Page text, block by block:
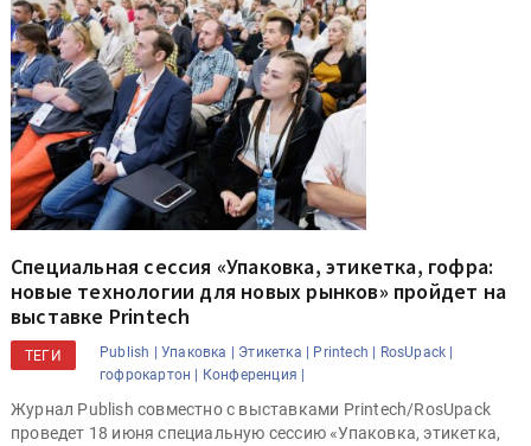
Специальная сессия «Упаковка, этикетка, гофра:
новые технологии для новых рынков» пройдет на
выставке Printech
ТЕГИ Publish | Упаковка | Этикетка | Printech |
RosUpack |
гофрокартон |
Конференция |
Журнал Publish совместно с выставками Printech/RosUpack
проведет 18 июня специальную сессию «Упаковка, этикетка,